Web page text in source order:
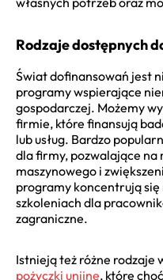
Rodzaje dostępnych
Świat dofinansowań jest
programy wspierające
gospodarczej. Możemy
firmie, które finansują
lub usług. Bardzo
dla firmy, pozwalające
maszynowego i
programy koncentrują
szkoleniach dla
zagraniczne.
Istnieją też różne rodzaje
pożyczki unijne, które